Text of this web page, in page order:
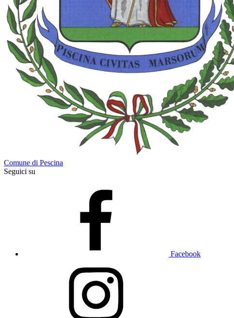
Comune di Pescina
Seguici su
Facebook